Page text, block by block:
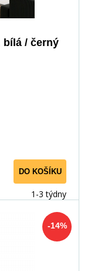
bílá / černý
DO KOŠÍKU
1-3 týdny
-14%